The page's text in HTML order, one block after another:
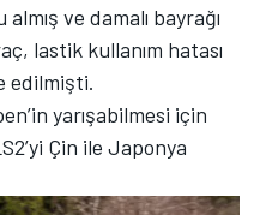
ve damalı bayrağı
lastik kullanım hatası
edilmişti.
yarışabilmesi için
Çin ile Japonya